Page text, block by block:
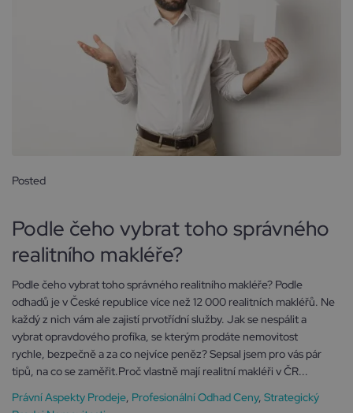
Posted
Podle čeho vybrat toho správného
realitního makléře?
Podle čeho vybrat toho správného realitního makléře? Podle
odhadů je v České republice více než 12 000 realitních makléřů. Ne
každý z nich vám ale zajistí prvotřídní služby. Jak se nespálit a
vybrat opravdového profíka, se kterým prodáte nemovitost
rychle, bezpečně a za co nejvíce peněz? Sepsal jsem pro vás pár
tipů, na co se zaměřit.Proč vlastně mají realitní makléři v ČR...
Právní Aspekty Prodeje, Profesionální Odhad Ceny, Strategický